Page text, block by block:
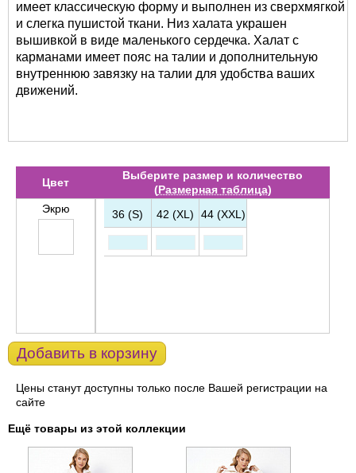
имеет классическую форму и выполнен из сверхмягкой
и слегка пушистой ткани. Низ халата украшен
вышивкой в виде маленького сердечка. Халат с
карманами имеет пояс на талии и дополнительную
внутреннюю завязку на талии для удобства ваших
движений.
Цвет
Выберите размер и количество
(Размерная таблица)
Экрю
36 (S) 42 (XL) 44 (XXL)
Добавить в корзину
Цены станут доступны только после Вашей регистрации на
сайте
Ещё товары из этой коллекции